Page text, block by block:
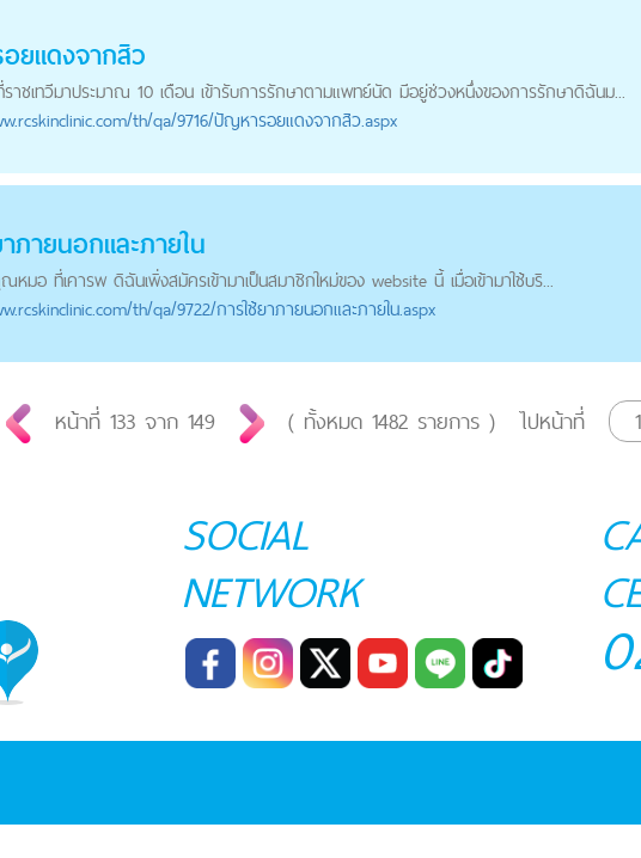
ยแดงจากสิว
าชเทวีมาประมาณ 10 เดือน เข้ารับการรักษาตามแพทย์นัด มีอยู่ช่วงหนึ่งของการรักษาดิฉันม...
/th/qa/9716/ปัญหารอยแดงจากสิว.aspx
ภายนอกและภายใน
มอ ที่เคารพ ดิฉันเพิ่งสมัครเข้ามาเป็นสมาชิกใหม่ของ website นี้ เมื่อเข้ามาใช้บริ...
/th/qa/9722/การใช้ยาภายนอกและภายใน.aspx
หน้าที่ 133จาก 149 ( ทั้งหมด 1482รายการ ) ไปหน้าที่
SOCIAL
NETWORK